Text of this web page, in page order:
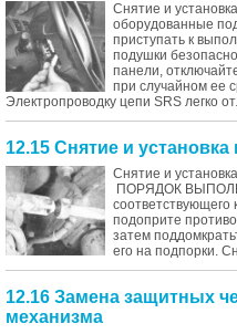
Снятие и
оборудованные
приступать к
подушки
панели,
при случайном ее
Электропроводку цепи SRS легко
12.15 Снятие и
Снятие и
ПОРЯДОК
соответствующего
подоприте
затем
его на подпорки.
12.16 Замена защитных
механизма